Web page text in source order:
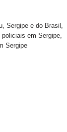
Sergipe e do Brasil,
em Sergipe,
Sergipe